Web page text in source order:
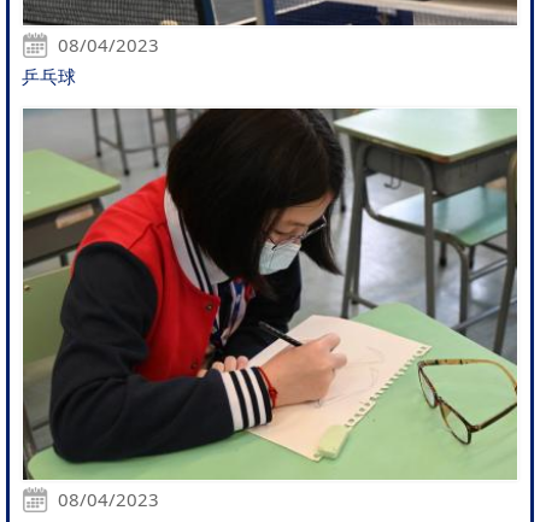
08/04/2023
乒乓球
08/04/2023